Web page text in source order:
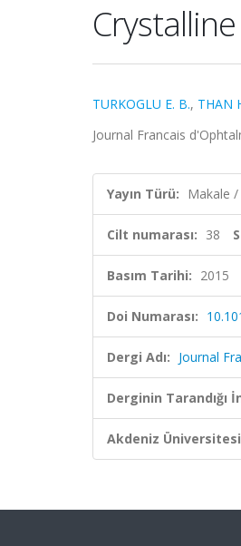
TURKOGLU E. B., THAN
Journal Francais
Yayın Türü: Makale /
Cilt numarası: 38
Basım Tarihi: 2015
Doi Numarası:
Dergi Adı: Journal
Derginin Tarandığı
Akdeniz